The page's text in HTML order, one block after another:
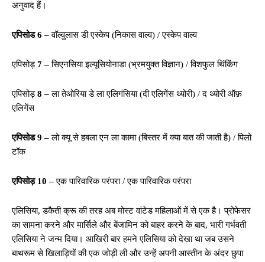
अनुवाद हैं।
एपिसोड 6 –वॉल्वुलास डी एस्केप (निकास वाल्व) / एस्केप वाल्व
एपिसोड़7 –सिएनसिया इल्यूसियोनाडा (भ्रमयुक्त विज्ञान) / विशफुल थिंकिंग
एपिसोड़8 –ला तेओरिया डे ला एलिगंसिया (दी एलिगेंस थ्योरी) / द थ्योरी ऑफ़
एलिगेंस
एपिसोड 9 –लो क्यू से हबला एन ला कामा (बिस्तर में क्या बात की जाती है) / पिलो
टॉक
एपिसोड़ 10 –एक पारिवारिक परंपरा / एक पारिवारिक परंपरा
एलिसिया, डकैती क्रू की तरह अब मोस्ट वांटेड महिलाओं में से एक है। प्रोफेसर
का सामना करने और मार्सिले और बेंजामिन को बाहर करने के बाद, भारी गर्भवती
एलिसिया ने जन्म दिया। आखिरी बार हमने एलिसिया को देखा था जब उसने
बाथरूम से खिलाड़ियों की एक जोड़ी ली और उन्हें अपनी आस्तीन के अंदर छुपा